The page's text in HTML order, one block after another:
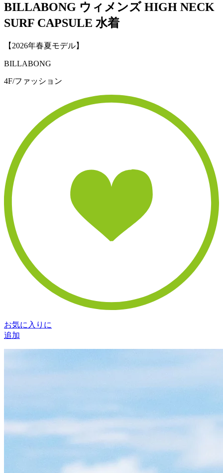
BILLABONG ウィメンズ HIGH NECK
SURF CAPSULE 水着
【2026年春夏モデル】
BILLABONG
4F/ファッション
お気に入りに
追加